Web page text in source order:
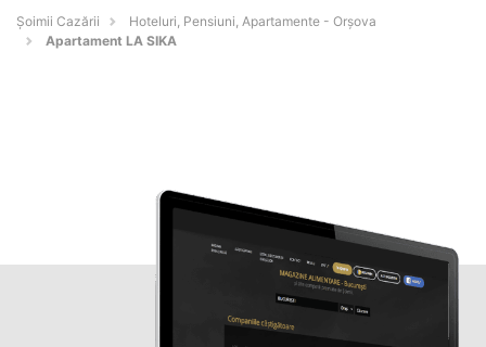
Șoimii Cazării
Hoteluri, Pensiuni, Apartamente - Orşova
Apartament LA SIKA